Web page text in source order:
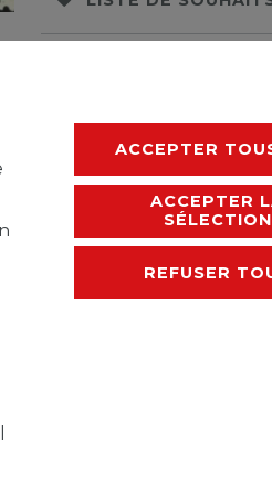
ACCEPTER
ACCEPTER
SÉLECTION
REFUSER